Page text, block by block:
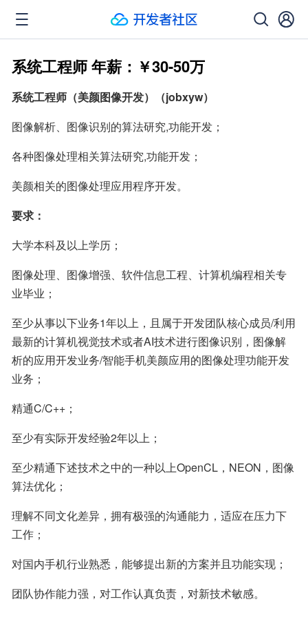
系统工程师 年薪：￥30-50万
系统工程师（美颜图像开发）（jobxyw）
图像解析、图像识别的算法研究,功能开发；
各种图像处理相关算法研究,功能开发；
美颜相关的图像处理应用程序开发。
要求：
大学本科及以上学历；
图像处理、图像增强、软件信息工程、计算机编程相关专
业毕业；
至少从事以下业务1年以上，且属于开发团队核心成员/利用
最新的计算机视觉技术或者AI技术进行图像识别，图像解
析的应用开发业务/智能手机美颜应用的图像处理功能开发
业务；
精通C/C++；
至少有实际开发经验2年以上；
至少精通下述技术之中的一种以上OpenCL，NEON，图像
算法优化；
理解不同文化差异，拥有极强的沟通能力，适应在压力下
工作；
对国内手机行业熟悉，能够提出新的方案并且功能实现；
团队协作能力强，对工作认真负责，对新技术敏感。